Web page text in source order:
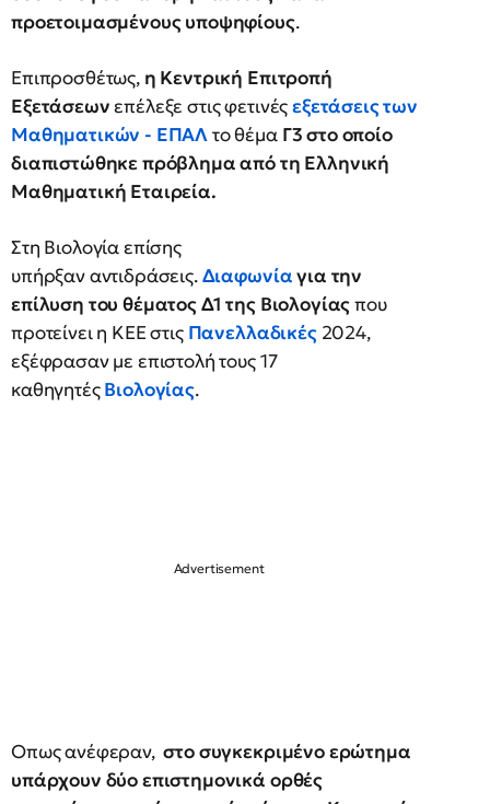
προετοιμασμένους υποψηφίους.
Επιπροσθέτως, η Κεντρική Επιτροπή
Εξετάσεωνεπέλεξε στις φετινέςεξετάσεις των
Μαθηματικών - ΕΠΑΛτο θέμα Γ3 στο οποίο
διαπιστώθηκε πρόβλημα από τη Ελληνική
Μαθηματική Εταιρεία.
Στη Βιολογία επίσης
υπήρξαν αντιδράσεις.Διαφωνίαγια την
επίλυση του θέματος Δ1 της Βιολογίαςπου
προτείνει η ΚΕΕ στις Πανελλαδικές2024,
εξέφρασαν με επιστολή τους 17
καθηγητέςΒιολογίας.
Οπως ανέφεραν,στο συγκεκριμένο ερώτημα
υπάρχουν δύο επιστημονικά ορθές